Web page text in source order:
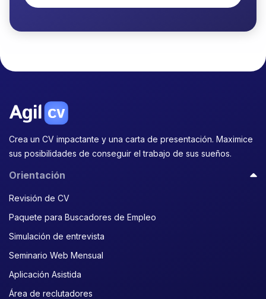
Crea un CV impactante y una carta de presentación. Maximice
sus posibilidades de conseguir el trabajo de sus sueños.
Orientación
Revisión de CV
Paquete para Buscadores de Empleo
Simulación de entrevista
Seminario Web Mensual
Aplicación Asistida
Área de reclutadores